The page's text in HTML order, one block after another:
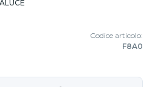
Codice articolo:
F8A0